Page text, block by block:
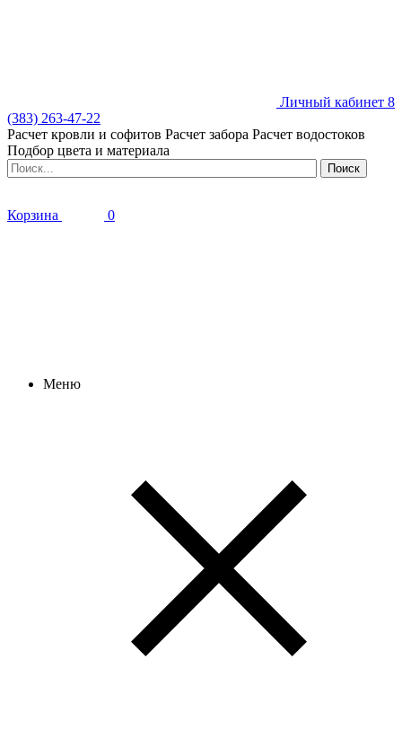
Личный кабинет 8
(383) 263-47-22
Расчет кровли и софитов Расчет забора Расчет водостоков
Подбор цвета и материала
Корзина 0
Меню